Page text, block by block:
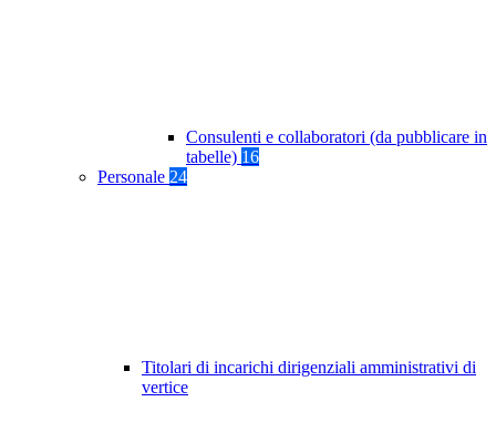
Consulenti e collaboratori (da pubblicare in
tabelle) 16
Personale 24
Titolari di incarichi dirigenziali amministrativi di
vertice